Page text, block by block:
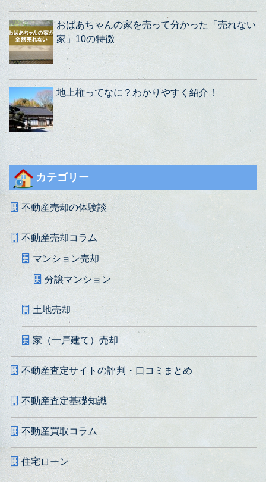
おばあちゃんの家を売って分かった「売れない
家」10の特徴
地上権ってなに？わかりやすく紹介！
カテゴリー
不動産売却の体験談
不動産売却コラム
マンション売却
分譲マンション
土地売却
家（一戸建て）売却
不動産査定サイトの評判・口コミまとめ
不動産査定基礎知識
不動産買取コラム
住宅ローン